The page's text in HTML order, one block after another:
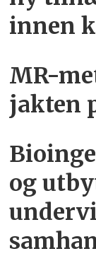
innen
MR-
jakten
og